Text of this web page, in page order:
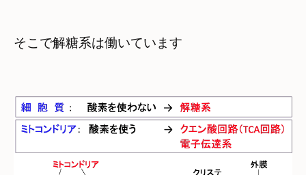
そこで解糖系は働いています